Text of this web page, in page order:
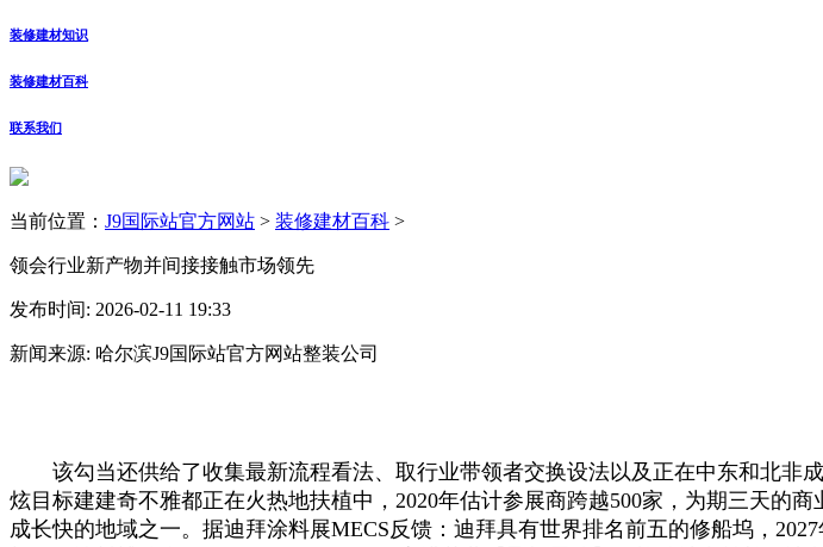
装修建材知识
装修建材百科
联系我们
当前位置： J9国际站官方网站 > 装修建材百科 >
领会行业新产物并间接接触市场领先
发布时间: 2026-02-11 19:33
新闻来源: 哈尔滨J9国际站官方网站整装公司
该勾当还供给了收集最新流程看法、取行业带领者交换设法以及正在中东和北非
炫目标建建奇不雅都正在火热地扶植中，2020年估计参展商跨越500家，为期三天的
成长快的地域之一。据迪拜涂料展MECS反馈：迪拜具有世界排名前五的修船坞，